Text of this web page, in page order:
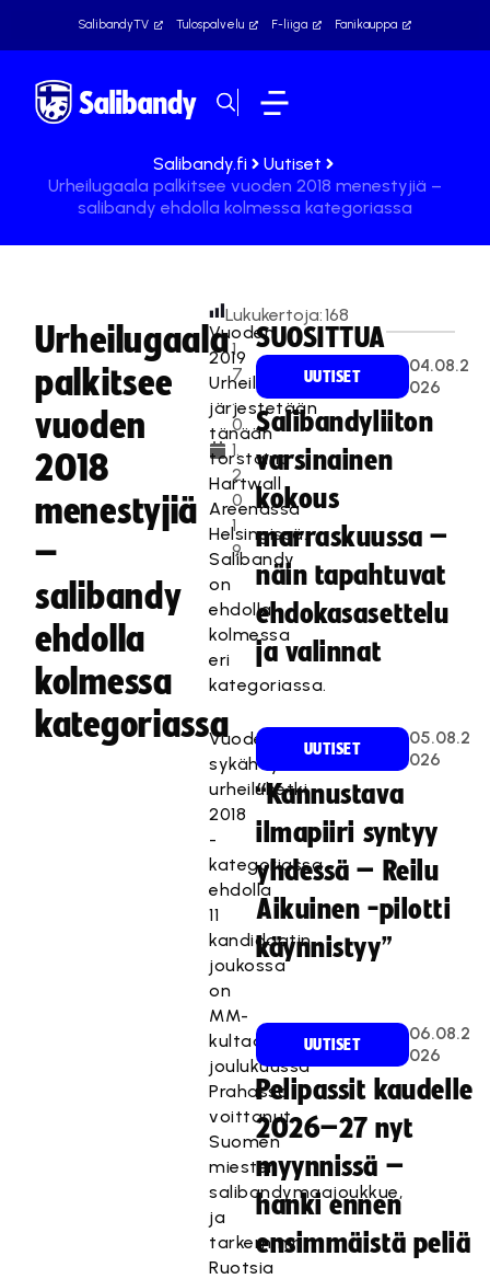
SalibandyTV Tulospalvelu F-liiga Fanikauppa
Salibandy.fi
Uutiset
Urheilugaala palkitsee vuoden 2018 menestyjiä –
salibandy ehdolla kolmessa kategoriassa
Urheilugaala
palkitsee
vuoden
2018
menestyjiä
–
salibandy
ehdolla
kolmessa
kategoriassa
1
7
.
0
1.
2
0
1
9
Lukukertoja:168
Vuoden
2019
Urheilugaala
järjestetään
tänään
torstaina
Hartwall
Areenassa
Helsingissä.
Salibandy
on
ehdolla
kolmessa
eri
kategoriassa.
Vuoden
sykähdyttävin
urheiluhetki
2018
-
kategoriassa
ehdolla
11
kandidaatin
joukossa
on
MM-
kultaa
joulukuussa
Prahassa
voittanut
Suomen
miesten
salibandymaajoukkue,
ja
tarkemmin
Ruotsia
SUOSITTUA
UUTISET
04.08.2
026
Salibandyliiton
varsinainen
kokous
marraskuussa –
näin tapahtuvat
ehdokasasettelu
ja valinnat
UUTISET
05.08.2
026
“Kannustava
ilmapiiri syntyy
yhdessä – Reilu
Aikuinen -pilotti
käynnistyy”
UUTISET
06.08.2
026
Pelipassit kaudelle
2026–27 nyt
myynnissä –
hanki ennen
ensimmäistä peliä